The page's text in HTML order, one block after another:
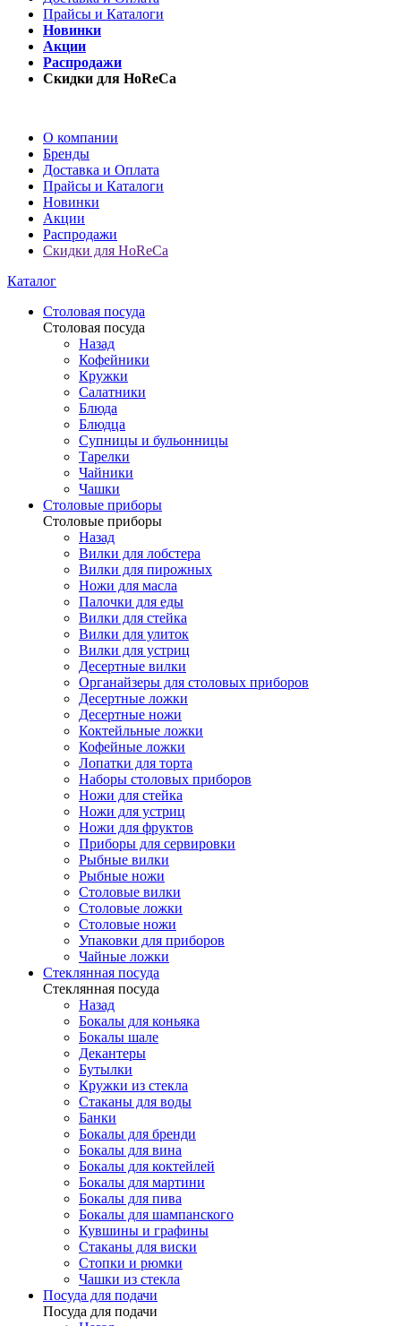
Прайсы и Каталоги
Новинки
Акции
Распродажи
Скидки для HoReCa
О компании
Бренды
Доставка и Оплата
Прайсы и Каталоги
Новинки
Акции
Распродажи
Скидки для HoReCa
Каталог
Столовая посуда
Столовая посуда
Назад
Кофейники
Кружки
Салатники
Блюда
Блюдца
Супницы и бульонницы
Тарелки
Чайники
Чашки
Cтоловые приборы
Cтоловые приборы
Назад
Вилки для лобстера
Вилки для пирожных
Ножи для масла
Палочки для еды
Вилки для стейка
Вилки для улиток
Вилки для устриц
Десертные вилки
Органайзеры для столовых приборов
Десертные ложки
Десертные ножи
Коктейльные ложки
Кофейные ложки
Лопатки для торта
Наборы столовых приборов
Ножи для стейка
Ножи для устриц
Ножи для фруктов
Приборы для сервировки
Рыбные вилки
Рыбные ножи
Столовые вилки
Столовые ложки
Столовые ножи
Упаковки для приборов
Чайные ложки
Стеклянная посуда
Стеклянная посуда
Назад
Бокалы для коньяка
Бокалы шале
Декантеры
Бутылки
Кружки из стекла
Стаканы для воды
Банки
Бокалы для бренди
Бокалы для вина
Бокалы для коктейлей
Бокалы для мартини
Бокалы для пива
Бокалы для шампанского
Кувшины и графины
Стаканы для виски
Стопки и рюмки
Чашки из стекла
Посуда для подачи
Посуда для подачи